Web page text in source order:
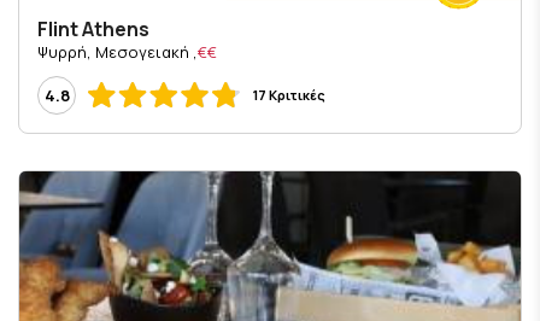
Flint Athens
€€
4.8
17 Κριτικές